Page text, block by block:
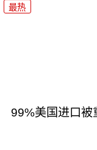
最热
99%美国进口被